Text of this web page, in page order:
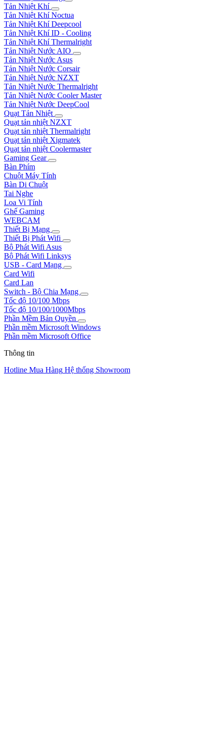
Tản Nhiệt Khí
Tản Nhiệt Khí Noctua
Tản Nhiệt Khí Deepcool
Tản Nhiệt Khí ID - Cooling
Tản Nhiệt Khí Thermalright
Tản Nhiệt Nước AIO
Tản Nhiệt Nước Asus
Tản Nhiệt Nước Corsair
Tản Nhiệt Nước NZXT
Tản Nhiệt Nước Thermalright
Tản Nhiệt Nước Cooler Master
Tản Nhiệt Nước DeepCool
Quạt Tản Nhiệt
Quạt tản nhiệt NZXT
Quạt tản nhiệt Thermalright
Quạt tản nhiệt Xigmatek
Quạt tản nhiệt Coolermaster
Gaming Gear
Bàn Phím
Chuột Máy Tính
Bàn Di Chuột
Tai Nghe
Loa Vi Tính
Ghế Gaming
WEBCAM
Thiết Bị Mạng
Thiết Bị Phát Wifi
Bộ Phát Wifi Asus
Bộ Phát Wifi Linksys
USB - Card Mạng
Card Wifi
Card Lan
Switch - Bộ Chia Mạng
Tốc độ 10/100 Mbps
Tốc độ 10/100/1000Mbps
Phần Mềm Bản Quyền
Phần mềm Microsoft Windows
Phần mềm Microsoft Office
Thông tin
Hotline Mua Hàng Hệ thống Showroom